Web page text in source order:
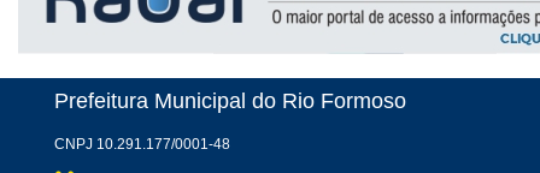
Prefeitura Municipal do Rio Formoso
CNPJ 10.291.177/0001-48